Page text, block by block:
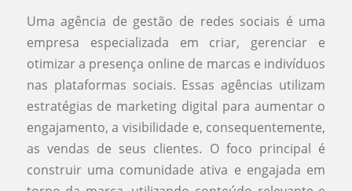
Uma agência de gestão de redes sociais é uma
empresa especializada em criar, gerenciar e
otimizar a presença online de marcas e indivíduos
nas plataformas sociais. Essas agências utilizam
estratégias de marketing digital para aumentar o
engajamento, a visibilidade e, consequentemente,
as vendas de seus clientes. O foco principal é
construir uma comunidade ativa e engajada em